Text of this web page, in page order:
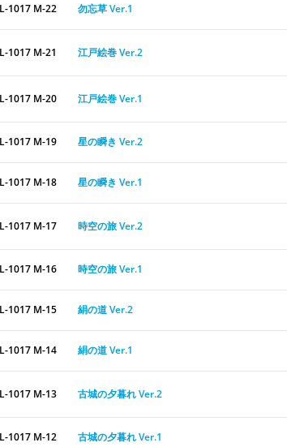
1017 M-22 勿忘草 Ver.1
1017 M-21 江戸絵巻 Ver.2
1017 M-20 江戸絵巻 Ver.1
1017 M-19 星の瞬き Ver.2
1017 M-18 星の瞬き Ver.1
1017 M-17 時空の旅 Ver.2
1017 M-16 時空の旅 Ver.1
1017 M-15 絹の道 Ver.2
1017 M-14 絹の道 Ver.1
1017 M-13 古城の夕暮れ Ver.2
1017 M-12 古城の夕暮れ Ver.1